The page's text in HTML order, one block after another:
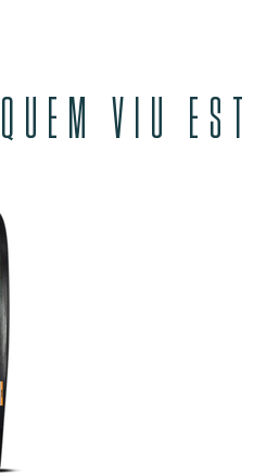
QUEM VIU